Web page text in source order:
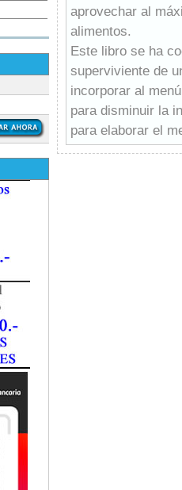
aprovechar al
alimentos.
Este libro se ha
superviviente de
incorporar al
para disminuir la
para elaborar el